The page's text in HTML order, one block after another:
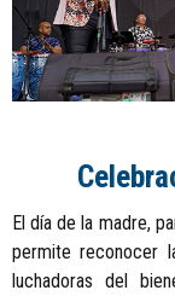
El día de la madre,
permite reconocer
luchadoras del